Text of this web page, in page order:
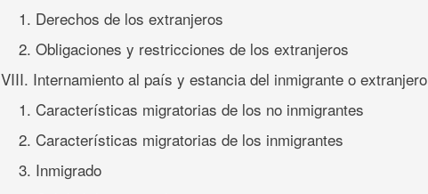
1. Derechos de los extranjeros
2. Obligaciones y restricciones de los extranjeros
VIII. Internamiento al país y estancia del inmigrante o extranjero
1. Características migratorias de los no inmigrantes
2. Características migratorias de los inmigrantes
3. Inmigrado